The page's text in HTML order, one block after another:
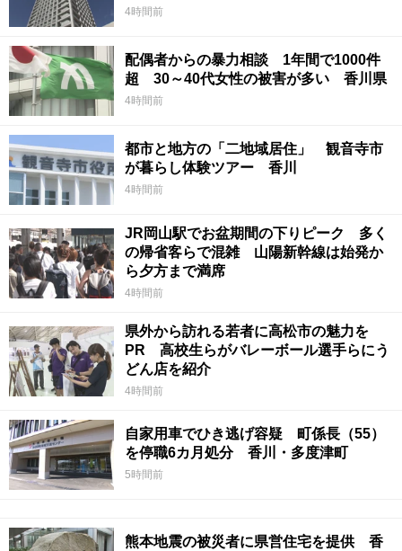
4時間前
配偶者からの暴力相談 1年間で1000件
超 30～40代女性の被害が多い 香川県
4時間前
都市と地方の「二地域居住」 観音寺市
が暮らし体験ツアー 香川
4時間前
JR岡山駅でお盆期間の下りピーク 多く
の帰省客らで混雑 山陽新幹線は始発か
ら夕方まで満席
4時間前
県外から訪れる若者に高松市の魅力を
PR 高校生らがバレーボール選手らにう
どん店を紹介
4時間前
自家用車でひき逃げ容疑 町係長（55）
を停職6カ月処分 香川・多度津町
5時間前
熊本地震の被災者に県営住宅を提供 香